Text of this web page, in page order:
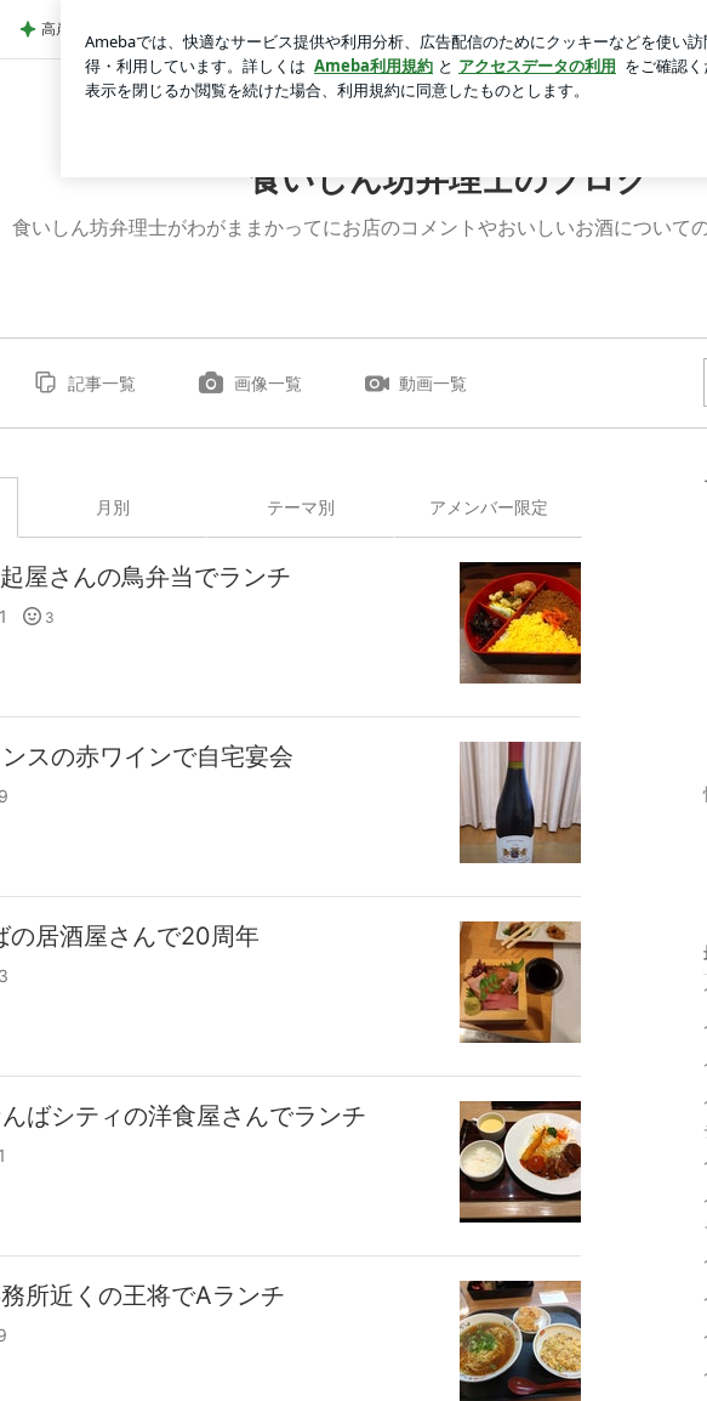
高岸宏行娘とのハグshot公開 ログ
食いしん坊弁理士のブログ
食いしん坊弁理士がわがままかってにお店のコメントやおいしいお酒について
記事一覧 画像一覧 動画一覧
月別 テーマ別 アメンバー限定
屋さんの鳥弁当でランチ
3
スの赤ワインで自宅宴会
の居酒屋さんで20周年
ばシティの洋食屋さんでランチ
所近くの王将でAランチ